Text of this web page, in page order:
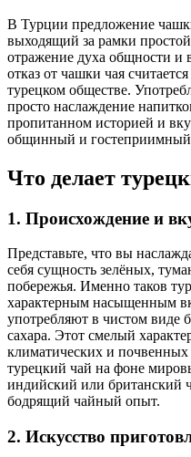
В Турции предложение
выходящий за рамки
отражение духа общности и
отказ от чашки чая
турецком обществе.
просто наслаждение
пропитанном историей и
общинный и
Что делает
1. Происхождение и
Представьте, что вы
себя сущность зелёных,
побережья. Именно таков
характерным насыщенным
употребляют в чистом виде
сахара. Этот смелый
климатических и
турецкий чай на фоне
индийский или британский
бодрящий чайный опыт.
2. Искусство